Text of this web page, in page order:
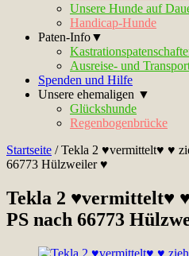
Unsere Hunde auf
Handicap-Hunde
Paten-Info▼
Ausreise- und
Spenden und Hilfe
Unsere ehemaligen ▼
Glückshunde
Regenbogenbrücke
Startseite /Tekla 2 ♥vermittelt♥ ♥
66773 Hülzweiler ♥
Tekla 2 ♥vermittelt♥
PS nach 66773